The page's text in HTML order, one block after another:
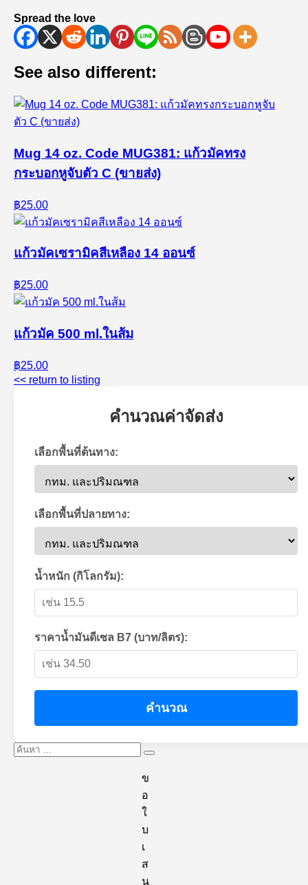
Spread the love
See also different:
Mug 14 oz. Code MUG381: แก้วมัคทรง
กระบอกหูจับตัว C (ขายส่ง)
฿25.00
แก้วมัคเซรามิคสีเหลือง 14 ออนซ์
฿25.00
แก้วมัค 500 ml.ในส้ม
฿25.00
<< return to listing
คำนวณค่าจัดส่ง
เลือกพื้นที่ต้นทาง:
เลือกพื้นที่ปลายทาง:
น้ำหนัก (กิโลกรัม):
ราคาน้ำมันดีเซล B7 (บาท/ลิตร):
คำนวณ
ค้นหา:
ข
อ
ใ
บ
เ
ส
น